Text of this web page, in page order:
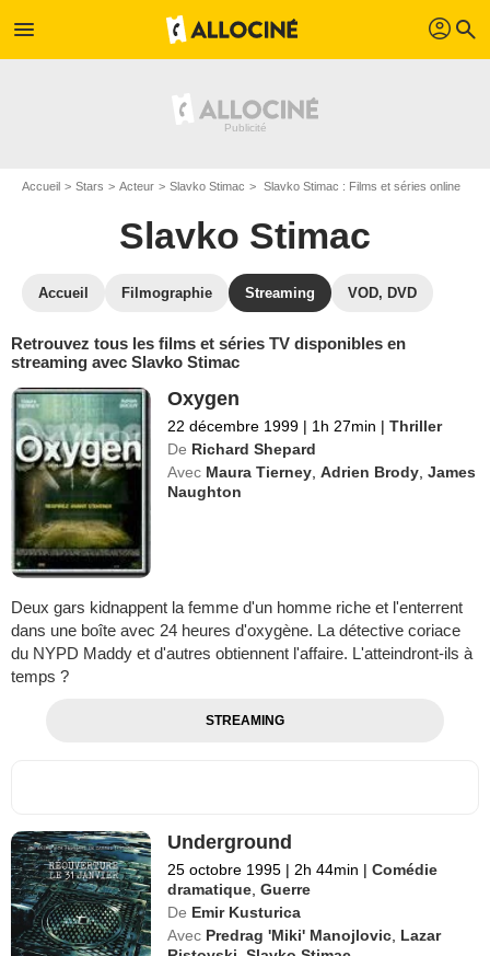
menu profil search
Accueil Stars Acteur Slavko Stimac Slavko Stimac : Films et séries online
Slavko Stimac
Accueil Filmographie Streaming VOD, DVD
Retrouvez tous les films et séries TV disponibles en
streaming avec Slavko Stimac
Oxygen
22 décembre 1999 | 1h 27min | Thriller
De Richard Shepard
Avec Maura Tierney ,Adrien Brody ,James
Naughton
Deux gars kidnappent la femme d'un homme riche et l'enterrent
dans une boîte avec 24 heures d'oxygène. La détective coriace
du NYPD Maddy et d'autres obtiennent l'affaire. L'atteindront-ils à
temps ?
STREAMING
Underground
25 octobre 1995 | 2h 44min | Comédie
dramatique ,Guerre
De Emir Kusturica
Avec Predrag 'Miki' Manojlovic Lazar